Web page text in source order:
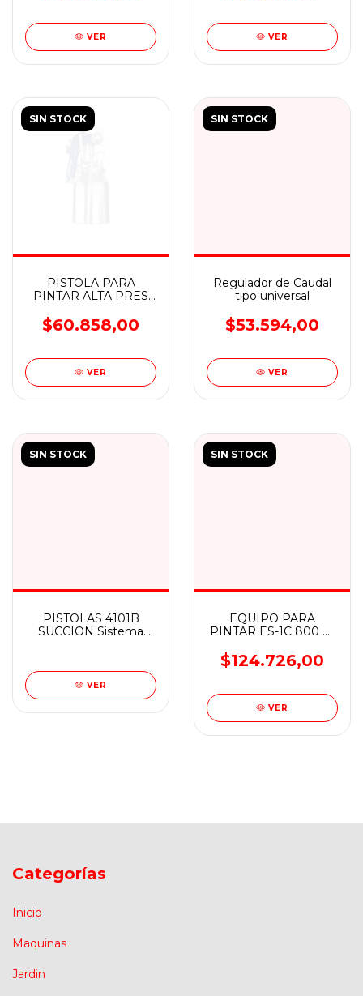
VER VER
SIN STOCK
PISTOLA PARA
PINTAR ALTA PRES
$60.858,00
VER
SIN STOCK
Regulador de Caudal
tipo universal
$53.594,00
VER
SIN STOCK
PISTOLAS 4101B
SUCCION Sistema
Automotor, Industria
en Gener
VER
SIN STOCK
EQUIPO PARA
PINTAR ES-1C 800 W
$124.726,00
VER
Categorías
Inicio
Maquinas
Jardin